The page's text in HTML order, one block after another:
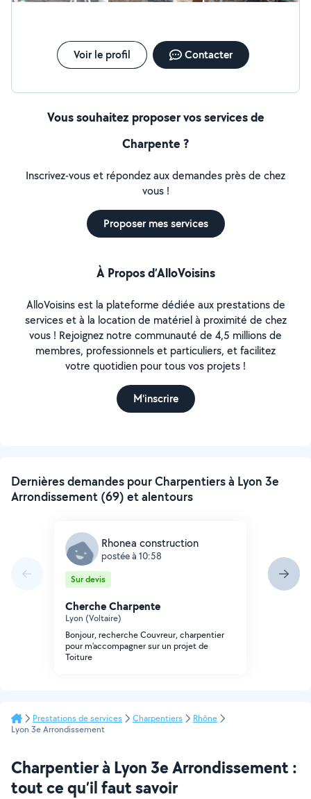
Voir le profil Contacter
Vous souhaitez proposer vos services de
Charpente ?
Inscrivez-vous et répondez aux demandes près de chez
vous !
Proposer mes services
À Propos d’AlloVoisins
AlloVoisins est la plateforme dédiée aux prestations de
services et à la location de matériel à proximité de chez
vous ! Rejoignez notre communauté de 4,5 millions de
membres, professionnels et particuliers, et facilitez
votre quotidien pour tous vos projets !
M'inscrire
Dernières demandes pour Charpentiers à Lyon 3e
Arrondissement (69) et alentours
Rhonea construction
postée à 10:58
Sur devis
Cherche Charpente
Lyon (Voltaire)
Bonjour, recherche Couvreur, charpentier
pour m'accompagner sur un projet de
Toiture
Prestations de services Charpentiers
Rhône
Lyon 3e Arrondissement
Charpentier à Lyon 3e Arrondissement :
tout ce qu’il faut savoir